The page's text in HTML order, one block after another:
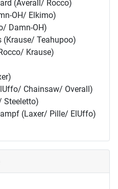
(Averall/ Rocco)
OH/ Elkimo)
Damn-OH)
(Krause/ Teahupoo)
Krause)
Chainsaw/ Overall)
Steeletto)
(Laxer/ Pille/ ElUffo)